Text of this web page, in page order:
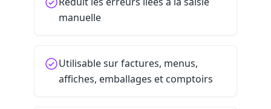
manuelle
Utilisable sur factures, menus,
affiches, emballages et comptoirs